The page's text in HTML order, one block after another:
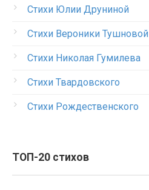
Стихи Юлии Друниной
Стихи Вероники Тушновой
Стихи Николая Гумилева
Стихи Твардовского
Стихи Рождественского
ТОП-20 стихов